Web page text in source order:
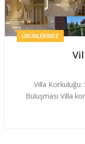
ÜRÜNLERIMIZ
Villa Korkuluğu:
Buluşması Villa